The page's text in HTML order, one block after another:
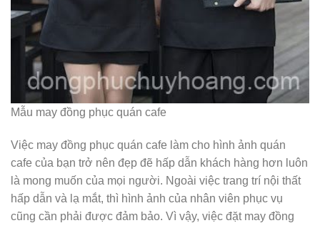
Mẫu may đồng phục quán cafe
Việc may đồng phục quán cafe làm cho hình ảnh quán
cafe của bạn trở nên đẹp đẽ hấp dẫn khách hàng hơn luôn
là mong muốn của mọi người. Ngoài việc trang trí nội thất
hấp dẫn và lạ mắt, thì hình ảnh của nhân viên phục vụ
cũng cần phải được đảm bảo. Vì vậy, việc đặt may đồng